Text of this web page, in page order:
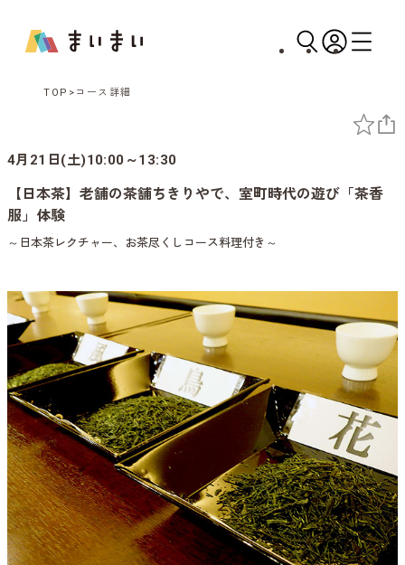
TOP コース詳細
4月21日(土)10:00～13:30
【日本茶】老舗の茶舗ちきりやで、室町時代の遊び「茶香
服」体験
～日本茶レクチャー、お茶尽くしコース料理付き～